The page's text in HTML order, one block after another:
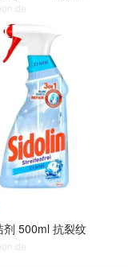
剂 500ml 抗裂纹